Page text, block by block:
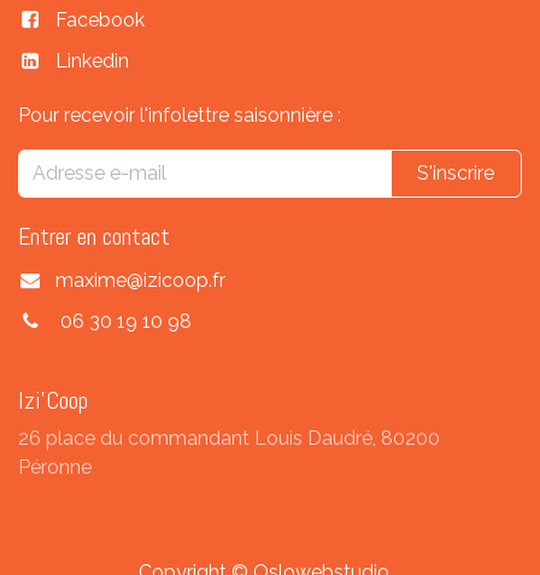
Facebook
Linkedin
Pour recevoir l'infolettre saisonnière :
S'inscrire
Entrer en contact
maxime@izicoop.fr
06 30 19 10 98
Izi'Coop
26 place du commandant Louis Daudré, 80200
Péronne